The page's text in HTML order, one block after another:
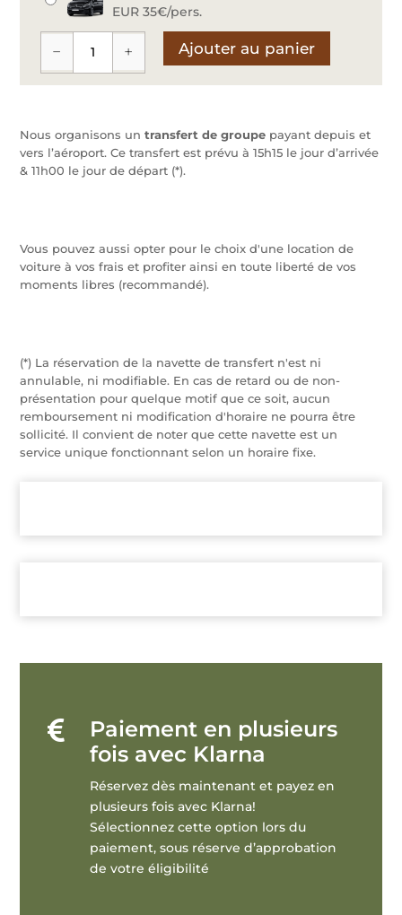
EUR 35€/pers.
−
quantité
+ Ajouter au panier
Nous organisons untransfert de groupe payant depuis et
vers l’aéroport. Ce transfert est prévu à 15h15 le jour d’arrivée
& 11h00 le jour de départ (*).
Vous pouvez aussi opter pour le choix d'une location de
voiture à vos frais et profiter ainsi en toute liberté de vos
moments libres (recommandé).
(*) La réservation de la navette de transfert n'est ni
annulable, ni modifiable. En cas de retard ou de non-
présentation pour quelque motif que ce soit, aucun
remboursement ni modification d'horaire ne pourra être
sollicité. Il convient de noter que cette navette est un
service unique fonctionnant selon un horaire fixe.

Paiement en plusieurs
fois avec Klarna
Réservez dès maintenant et payez en
plusieurs fois avec Klarna!
Sélectionnez cette option lors du
paiement, sous réserve d’approbation
de votre éligibilité